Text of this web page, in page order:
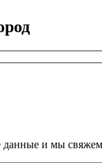
данные и мы